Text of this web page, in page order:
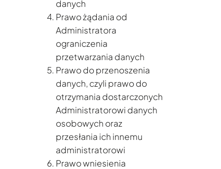
danych
Prawo żądania od
Administratora
ograniczenia
przetwarzania danych
Prawo do przenoszenia
danych, czyli prawo do
otrzymania dostarczonych
Administratorowi danych
osobowych oraz
przesłania ich innemu
administratorowi
Prawo wniesienia